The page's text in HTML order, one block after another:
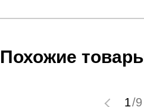
Пол:женский
Заказ берется в работу только
Счет заранее согласовывается
выставления счета менеджером.
Похожие
1/9